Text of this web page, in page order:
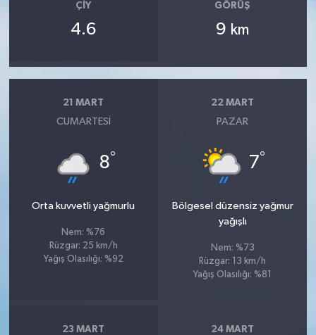
ÇIY
4.6
GÖRÜŞ
9 km
21 MART
CUMARTESI
8°
Orta kuvvetli yağmurlu
Nem: %76
Rüzgar: 25 km/h
Yağış Olasılığı: %92
22 MART
PAZAR
7°
Bölgesel düzensiz yağmur
yağışlı
Nem: %73
Rüzgar: 13 km/h
Yağış Olasılığı: %81
23 MART 24 MART